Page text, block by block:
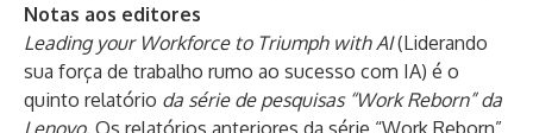
Notas aos editores
Leading your Workforce to Triumph with AI(Liderando
sua força de trabalho rumo ao sucesso com IA) é o
quinto relatório da série de pesquisas “Work Reborn” da
Lenovo. Os relatórios anteriores da série “Work Reborn”